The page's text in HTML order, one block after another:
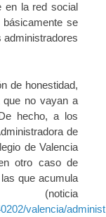
en la red social
se
administradores
de honestidad,
que no vayan a
hecho, a los
de
de Valencia
otro caso de
que acumula
valencia/